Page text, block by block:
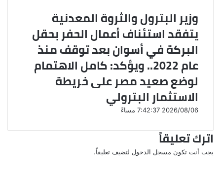
وزير البترول والثروة المعدنية
يتفقد استئناف أعمال الحفر بحقل
البركة في أسوان بعد توقف منذ
عام 2022.. ويؤكد: كامل الاهتمام
لوضع صعيد مصر على خريطة
الاستثمار البترولي
2026/08/06 7:42:37 مساءً
اترك تعليقاً
يجب أنت تكون مسجل الدخول لتضيف تعليقاً.